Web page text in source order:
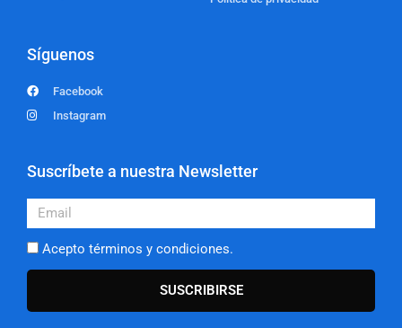
Síguenos
Facebook
Instagram
Suscríbete a nuestra Newsletter
Email
Acepto términos y condiciones.
SUSCRIBIRSE